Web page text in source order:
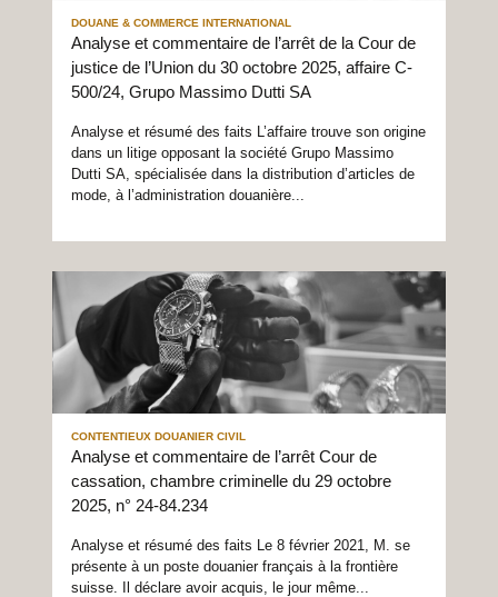
DOUANE & COMMERCE INTERNATIONAL
Analyse et commentaire de l’arrêt de la Cour de
justice de l’Union du 30 octobre 2025, affaire C-
500/24, Grupo Massimo Dutti SA
Analyse et résumé des faits L’affaire trouve son origine
dans un litige opposant la société Grupo Massimo
Dutti SA, spécialisée dans la distribution d’articles de
mode, à l’administration douanière...
CONTENTIEUX DOUANIER CIVIL
Analyse et commentaire de l’arrêt Cour de
cassation, chambre criminelle du 29 octobre
2025, n° 24-84.234
Analyse et résumé des faits Le 8 février 2021, M. se
présente à un poste douanier français à la frontière
suisse. Il déclare avoir acquis, le jour même...